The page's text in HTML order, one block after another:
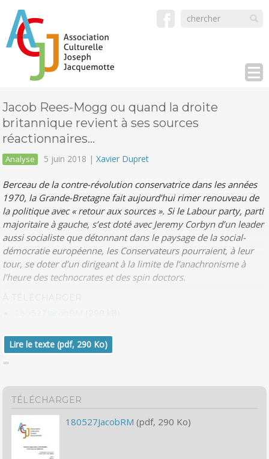
Jacob Rees-Mogg ou quand la droite
britannique revient à ses sources
réactionnaires…
Analyse 5 juin 2018 |Xavier Dupret
Berceau de la contre-révolution conservatrice dans les années
1970, la Grande-Bretagne fait aujourd’hui rimer renouveau de
la politique avec « retour aux sources ». Si le Labour party, parti
majoritaire à gauche, s’est doté avec Jeremy Corbyn d’un leader
aussi socialiste que détonnant dans le paysage de la social-
démocratie européenne, les Conservateurs pourraient, à leur
tour, se doter d’un dirigeant à la limite de l’anachronisme à
l’heure des technocrates et des spin doctors.
Lire le texte (pdf, 290 Ko)
TÉLÉCHARGER
180527JacobRM (pdf, 290 Ko)